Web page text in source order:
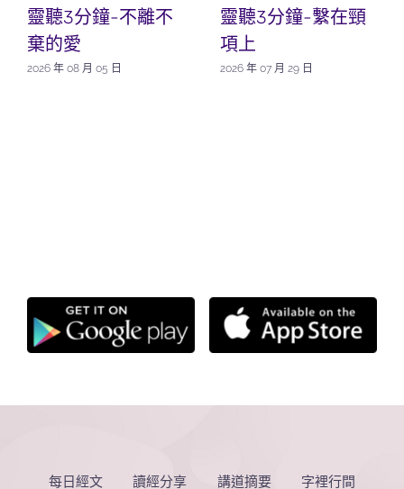
靈聽3分鐘-不離不
棄的愛
2026 年 08 月 05 日
靈聽3分鐘-繫在頸
項上
2026 年 07 月 29 日
每日經文 讀經分享 講道摘要 字裡行間